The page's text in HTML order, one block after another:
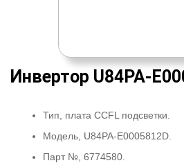
Инвертор U84PA-
Тип, плата CCFL подсветки.
Модель, U84PA-E0005812D.
Парт №, 6774580.